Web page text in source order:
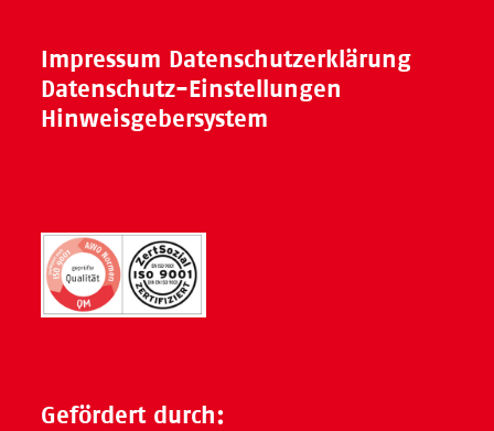
Impressum Datenschutzerklärung
Datenschutz-Einstellungen
Hinweisgebersystem
Gefördert durch: